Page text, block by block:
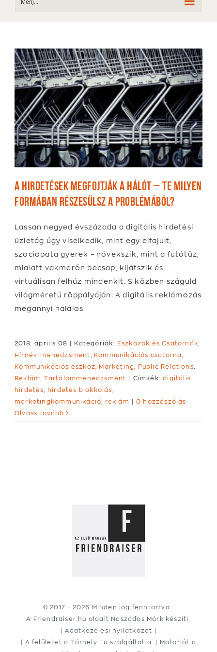
Menj...
A hirdetések megfojtják a hálót – Te milyen
formában részesülsz a problémából?
Lassan negyed évszázada a digitális hirdetési
üzletág úgy viselkedik, mint egy elfajult,
szociopata gyerek – növekszik, mint a futótűz,
mialatt vakmerőn becsap, kijátszik és
virtuálisan felhúz mindenkit. S közben száguld
világméretű röppályáján. A digitális reklámozás
megannyi halálos
2018. április 08 | Kategóriák: Eszközök és Csatornák
Hírnév-menedzsment
Kommunikációs csatorna
Kommunikációs eszköz
Marketing Public Relations
Reklám
Tartalommenedzsment | Címkék:digitális
hirdetés
hirdetés blokkolás
marketingkommunikáció
reklám | 0 hozzászólás
Olvass tovább
© 2017 - 2026 Minden jog fenntartva.
A Friendraiser.hu oldalt Naszádos Márk készíti.
| Adatkezelési nyilatkozat |
| A felületet aTárhely.Eu szolgáltatja. | Motorját a